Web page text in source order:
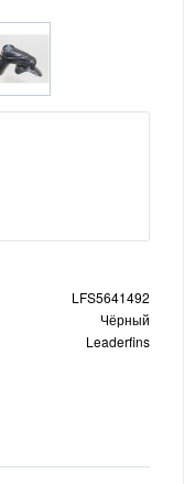
LFS5641492
Чёрный
Leaderfins